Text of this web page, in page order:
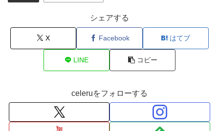
シェアする
X Facebook はてブ
LINE コピー
celeruをフォローする